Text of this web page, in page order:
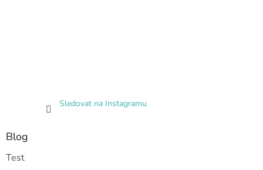
Sledovat na Instagramu
Blog
Test